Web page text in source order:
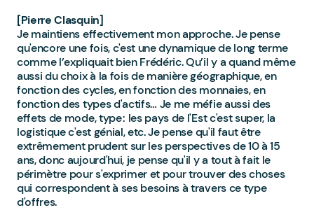
[Pierre Clasquin]
Je maintiens effectivement mon approche. Je pense
qu'encore une fois, c'est une dynamique de long terme
comme l’expliquait bien Frédéric. Qu’il y a quand même
aussi du choix à la fois de manière géographique, en
fonction des cycles, en fonction des monnaies, en
fonction des types d'actifs… Je me méfie aussi des
effets de mode, type : les pays de l'Est c'est super, la
logistique c'est génial, etc. Je pense qu'il faut être
extrêmement prudent sur les perspectives de 10 à 15
ans, donc aujourd'hui, je pense qu'il y a tout à fait le
périmètre pour s'exprimer et pour trouver des choses
qui correspondent à ses besoins à travers ce type
d'offres.